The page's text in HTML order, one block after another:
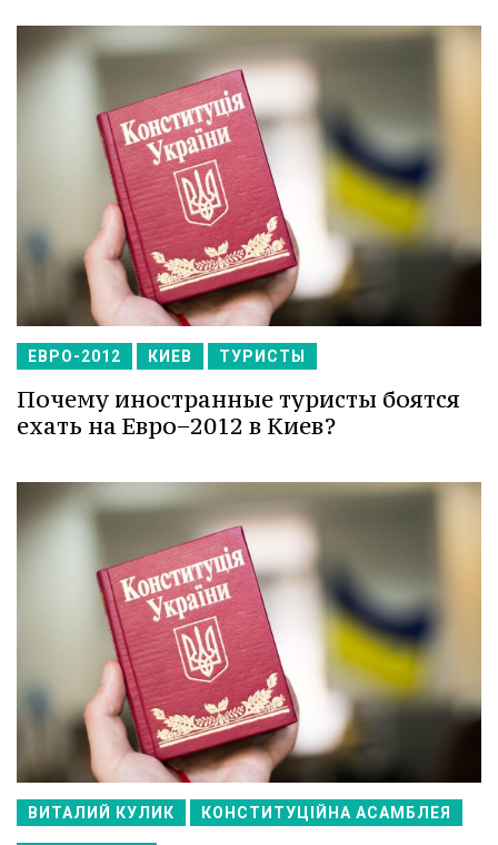
ЕВРО-2012 КИЕВ ТУРИСТЫ
Почему иностранные туристы боятся
ехать на Евро−2012 в Киев?
ВИТАЛИЙ КУЛИК КОНСТИТУЦІЙНА АСАМБЛЕЯ